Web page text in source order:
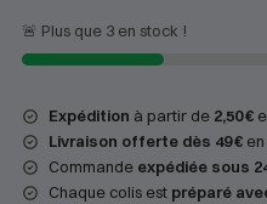
🚨 Plus que 3 en stock !
Expédition à partir de 2,50 €
Livraison offerte dès 49 €en
Commande expédiée sous
Chaque colis est préparé